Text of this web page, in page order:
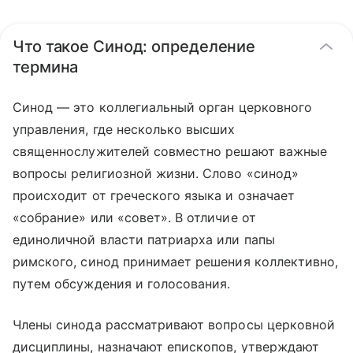
Что такое Синод: определение
термина
Синод — это коллегиальный орган церковного
управления, где несколько высших
священнослужителей совместно решают важные
вопросы религиозной жизни. Слово «синод»
происходит от греческого языка и означает
«собрание» или «совет». В отличие от
единоличной власти патриарха или папы
римского, синод принимает решения коллективно,
путем обсуждения и голосования.
Члены синода рассматривают вопросы церковной
дисциплины, назначают епископов, утверждают